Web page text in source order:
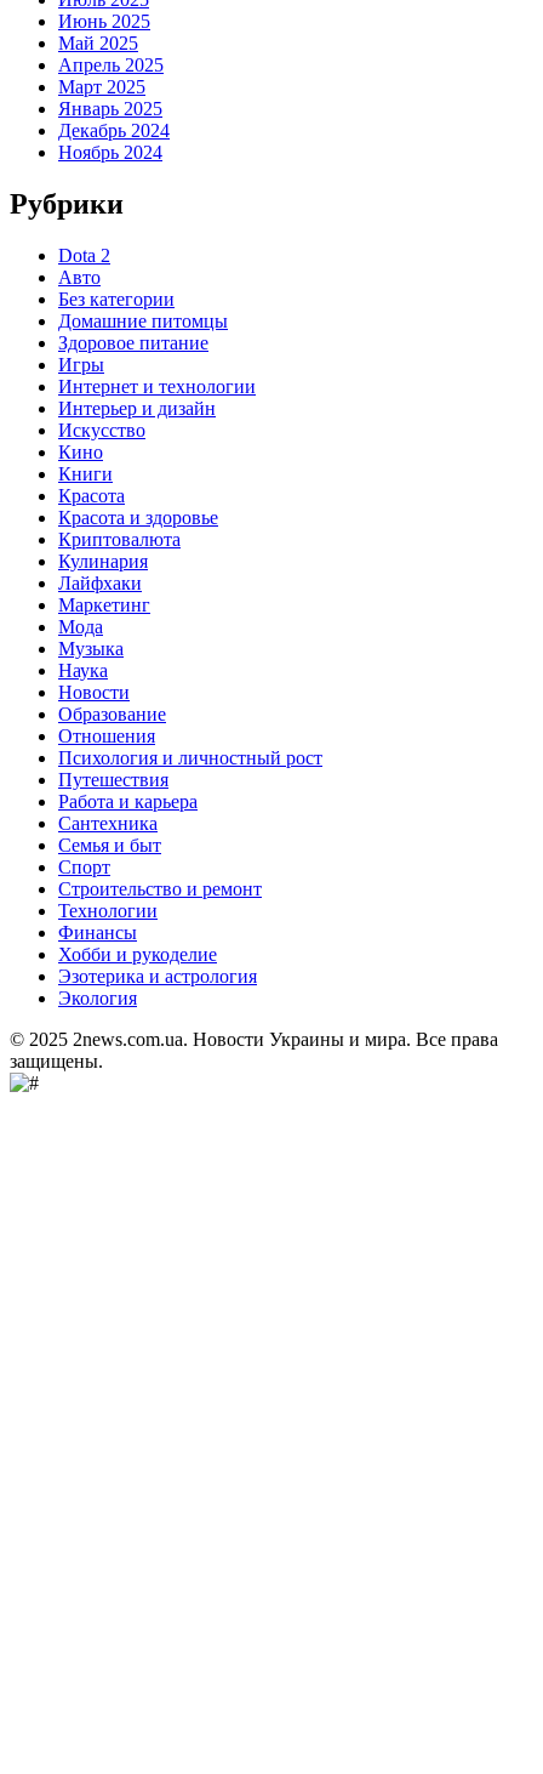
Июнь 2025
Май 2025
Апрель 2025
Март 2025
Январь 2025
Декабрь 2024
Ноябрь 2024
Рубрики
Dota 2
Авто
Без категории
Домашние питомцы
Здоровое питание
Игры
Интернет и технологии
Интерьер и дизайн
Искусство
Кино
Книги
Красота
Красота и здоровье
Криптовалюта
Кулинария
Лайфхаки
Маркетинг
Мода
Музыка
Наука
Новости
Образование
Отношения
Психология и личностный рост
Путешествия
Работа и карьера
Сантехника
Семья и быт
Спорт
Строительство и ремонт
Технологии
Финансы
Хобби и рукоделие
Эзотерика и астрология
Экология
© 2025 2news.com.ua. Новости Украины и мира. Все права
защищены.